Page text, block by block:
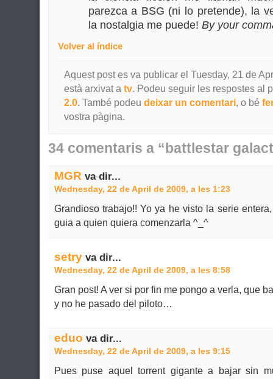
parezca a BSG (ni lo pretende), la
la nostalgia me puede! By your
Volver al índice
Aquest post es va publicar el Tuesday, 21 de
està arxivat a tv. Podeu seguir les respostes al
2.0. També podeu deixar un comentari, o bé
vostra pàgina.
34 comentaris a “battlestar
MGR va dir...
Wednesday, 22 de April de 2009, a les 1:23
Grandioso trabajo!! Yo ya he visto la serie
guia a quien quiera comenzarla ^_^
setryva dir...
Wednesday, 22 de April de 2009, a les 8:58
Gran post! A ver si por fin me pongo a verla, que
y no he pasado del piloto…
eduo va dir...
Wednesday, 22 de April de 2009, a les 9:15
Pues puse aquel torrent gigante a bajar sin